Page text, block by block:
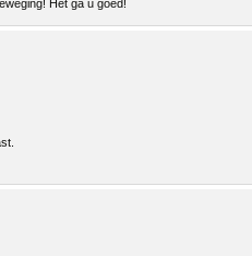
Het ga u goed!